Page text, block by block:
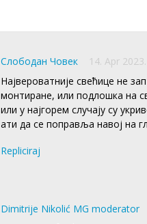
Слободан Човек
14. Apr 2023.
Највероватније свећице не
монтиране, или подлошка на
или у најгорем случају су
ати да се поправља навој на
Repliciraj
Dimitrije Nikolić MG moderator